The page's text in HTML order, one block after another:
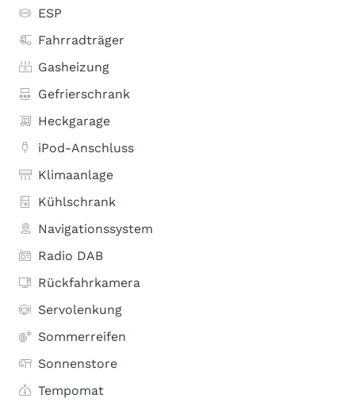
ESP
Fahrradträger
Gasheizung
Gefrierschrank
Heckgarage
iPod-Anschluss
Klimaanlage
Kühlschrank
Navigationssystem
Radio DAB
Rückfahrkamera
Servolenkung
Sommerreifen
Sonnenstore
Tempomat